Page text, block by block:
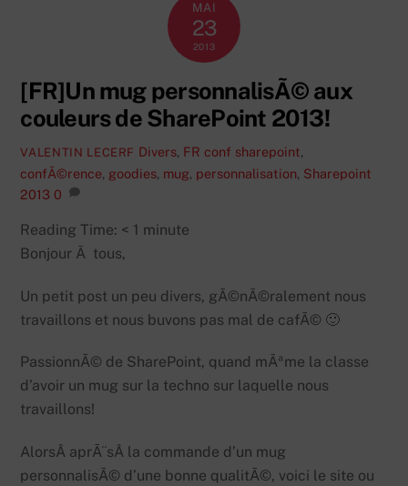
MAI
23
2013
[FR]Un mug personnalisÃ© aux
couleurs de SharePoint 2013!
VALENTIN LECERF Divers, FR conf sharepoint,
confÃ©rence, goodies, mug, personnalisation, Sharepoint
2013 0
Reading Time: < 1 minute
Bonjour Ã tous,
Un petit post un peu divers, gÃ©nÃ©ralement nous
travaillons et nous buvons pas mal de cafÃ© 🙂
PassionnÃ© de SharePoint, quand mÃªme la classe
d’avoir un mug sur la techno sur laquelle nous
travaillons!
AlorsÂ aprÃ¨sÂ la commande d’un mug
personnalisÃ© d’une bonne qualitÃ©, voici le site ou